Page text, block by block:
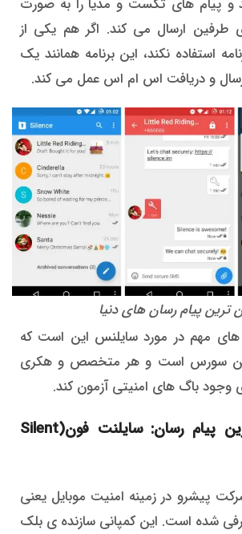
های تکست و مدیا را به صورت
طرفین ارسال می کند. اگر هم یکی از
استفاده نکند، این برنامه همانند یک
ارسال و دریافت اس ام اس عمل می کند.
ترین پیام رسان های دنیا
های مهم در مورد سایلنس این است که
سورس است و هر متخصص و هکری
وجود باگ های امنیتی آزمون کند.
هفتمین امن ترین پیام رسان: سایلنت فون(Silent
پیشرو در زمینه امنیت موبایل یعنی
شده است. این کمپانی سازنده ی بلک